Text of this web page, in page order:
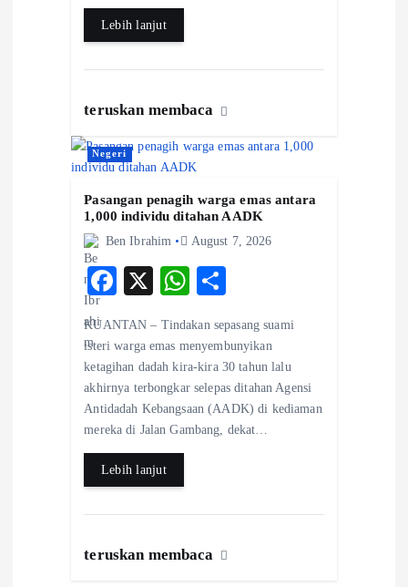
Lebih lanjut
teruskan membaca
Negeri
Pasangan penagih warga emas antara
1,000 individu ditahan AADK
Ben Ibrahim August 7, 2026
F
eb
o
o
k
X
W
ts
A
p
p
re
KUANTAN – Tindakan sepasang suami
isteri warga emas menyembunyikan
ketagihan dadah kira-kira 30 tahun lalu
akhirnya terbongkar selepas ditahan Agensi
Antidadah Kebangsaan (AADK) di kediaman
mereka di Jalan Gambang, dekat…
Lebih lanjut
teruskan membaca